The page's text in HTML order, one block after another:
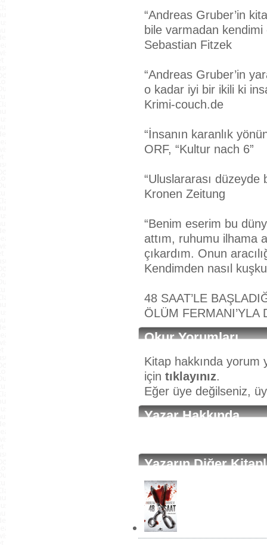
“Andreas Gruber’in
bile varmadan
Sebastian Fitzek
“Andreas Gruber’in
o kadar iyi bir ikili ki
Krimi-couch.de
“İnsanın karanlık
ORF, “Kultur nach 6”
“Uluslararası düzeyde
Kronen Zeitung
“Benim eserim bu
attım, ruhumu ilhama
çıkardım. Onun
Kendimden nasıl
48 SAAT’LE
ÖLÜM FERMANI’YLA
Okur Yorumları
Kitap hakkında yorum
için tıklayınız.
Eğer üye değilseniz,
Yazar Hakkında
Yazarın Diğer